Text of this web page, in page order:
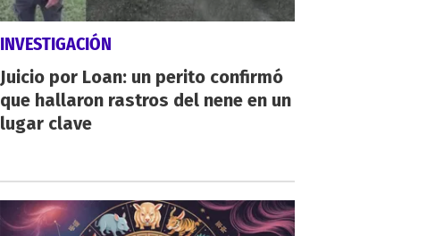
INVESTIGACIÓN
Juicio por Loan: un perito confirmó
que hallaron rastros del nene en un
lugar clave